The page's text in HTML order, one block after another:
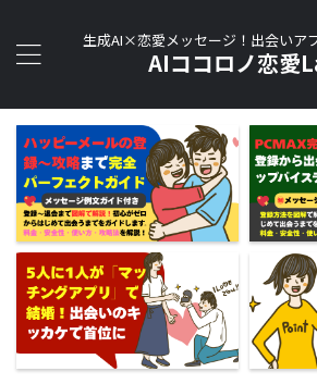
生成AI×恋愛メッセージ！出会いア
AIココロノ恋愛